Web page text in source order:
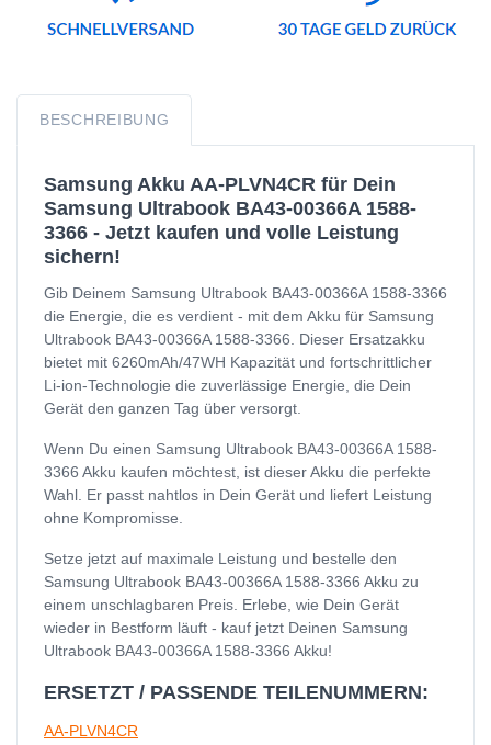
BESCHREIBUNG
Samsung Akku AA-PLVN4CR für Dein
Samsung Ultrabook BA43-00366A 1588-
3366 - Jetzt kaufen und volle Leistung
sichern!
Gib Deinem Samsung Ultrabook BA43-00366A 1588-3366
die Energie, die es verdient - mit dem Akku für Samsung
Ultrabook BA43-00366A 1588-3366. Dieser Ersatzakku
bietet mit 6260mAh/47WH Kapazität und fortschrittlicher
Li-ion-Technologie die zuverlässige Energie, die Dein
Gerät den ganzen Tag über versorgt.
Wenn Du einen Samsung Ultrabook BA43-00366A 1588-
3366 Akku kaufen möchtest, ist dieser Akku die perfekte
Wahl. Er passt nahtlos in Dein Gerät und liefert Leistung
ohne Kompromisse.
Setze jetzt auf maximale Leistung und bestelle den
Samsung Ultrabook BA43-00366A 1588-3366 Akku zu
einem unschlagbaren Preis. Erlebe, wie Dein Gerät
wieder in Bestform läuft - kauf jetzt Deinen Samsung
Ultrabook BA43-00366A 1588-3366 Akku!
ERSETZT / PASSENDE TEILENUMMERN:
AA-PLVN4CR